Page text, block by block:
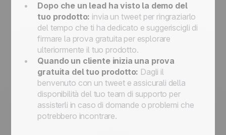
Dopo che un lead ha visto la demo del
tuo prodotto: invia un tweet per ringraziarlo
del tempo che ti ha dedicato e suggeriscigli di
firmare la prova gratuita per esplorare
ulteriormente il tuo prodotto.
Quando un cliente inizia una prova
gratuita del tuo prodotto: Dagli il
benvenuto con un tweet e assicurali della
disponibilità del tuo team di supporto per
assisterli in caso di domande o problemi che
potrebbero incontrare.